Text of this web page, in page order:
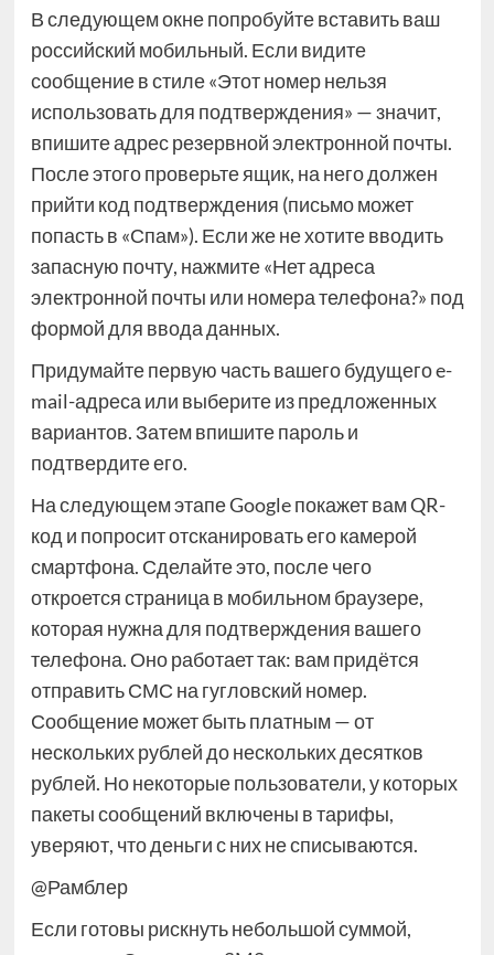
В следующем окне попробуйте вставить ваш
российский мобильный. Если видите
сообщение в стиле «Этот номер нельзя
использовать для подтверждения» — значит,
впишите адрес резервной электронной почты.
После этого проверьте ящик, на него должен
прийти код подтверждения (письмо может
попасть в «Спам»). Если же не хотите вводить
запасную почту, нажмите «Нет адреса
электронной почты или номера телефона?» под
формой для ввода данных.
Придумайте первую часть вашего будущего e-
mail-адреса или выберите из предложенных
вариантов. Затем впишите пароль и
подтвердите его.
На следующем этапе Google покажет вам QR-
код и попросит отсканировать его камерой
смартфона. Сделайте это, после чего
откроется страница в мобильном браузере,
которая нужна для подтверждения вашего
телефона. Оно работает так: вам придётся
отправить СМС на гугловский номер.
Сообщение может быть платным — от
нескольких рублей до нескольких десятков
рублей. Но некоторые пользователи, у которых
пакеты сообщений включены в тарифы,
уверяют, что деньги с них не списываются.
@Рамблер
Если готовы рискнуть небольшой суммой,